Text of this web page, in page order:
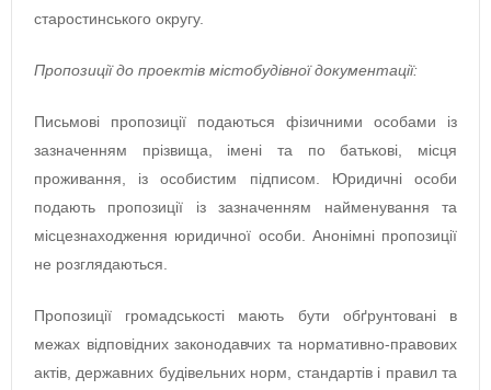
старостинського округу.
Пропозиції до проектів містобудівної документації:
Письмові пропозиції подаються фізичними особами із
зазначенням прізвища, імені та по батькові, місця
проживання, із особистим підписом. Юридичні особи
подають пропозиції із зазначенням найменування та
місцезнаходження юридичної особи. Анонімні пропозиції
не розглядаються.
Пропозиції громадськості мають бути обґрунтовані в
межах відповідних законодавчих та нормативно-правових
актів, державних будівельних норм, стандартів і правил та